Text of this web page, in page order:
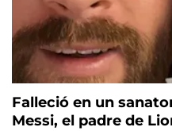
Falleció en un
Messi, el padre de